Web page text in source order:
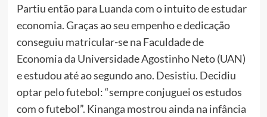
Partiu então para Luanda com o intuito de estudar
economia. Graças ao seu empenho e dedicação
conseguiu matricular-se na Faculdade de
Economia da Universidade Agostinho Neto (UAN)
e estudou até ao segundo ano. Desistiu. Decidiu
optar pelo futebol: “sempre conjuguei os estudos
com o futebol”. Kinanga mostrou ainda na infância